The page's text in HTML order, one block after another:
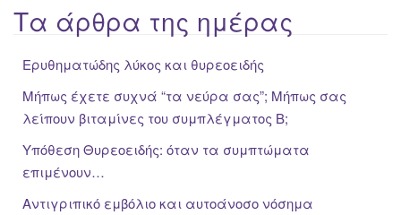
Τα άρθρα της ημέρας
Ερυθηματώδης λύκος και θυρεοειδής
Μήπως έχετε συχνά “τα νεύρα σας”; Μήπως σας
λείπουν βιταμίνες του συμπλέγματος Β;
Υπόθεση Θυρεοειδής: όταν τα συμπτώματα
επιμένουν…
Αντιγριπικό εμβόλιο και αυτοάνοσο νόσημα